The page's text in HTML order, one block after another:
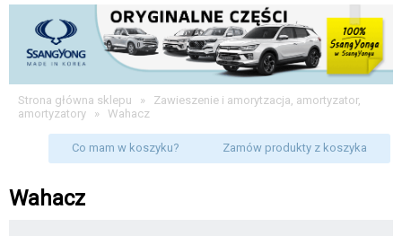
Strona główna sklepu » Zawieszenie i amorytzacja, amortyzator,
amortyzatory » Wahacz
Co mam w koszyku? Zamów produkty z koszyka
Wahacz